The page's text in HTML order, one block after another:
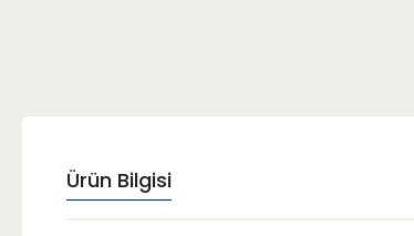
Ürün Bilgisi